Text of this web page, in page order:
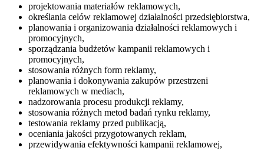
projektowania materiałów reklamowych,
określania celów reklamowej działalności przedsiębiorstwa,
planowania i organizowania działalności reklamowych i
promocyjnych,
sporządzania budżetów kampanii reklamowych i
promocyjnych,
stosowania różnych form reklamy,
planowania i dokonywania zakupów przestrzeni
reklamowych w mediach,
nadzorowania procesu produkcji reklamy,
stosowania różnych metod badań rynku reklamy,
testowania reklamy przed publikacją,
oceniania jakości przygotowanych reklam,
przewidywania efektywności kampanii reklamowej,